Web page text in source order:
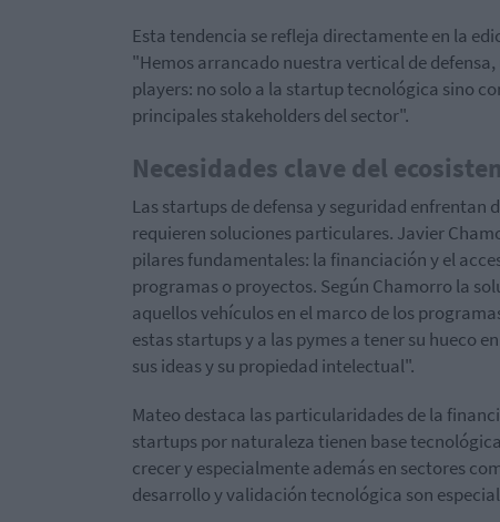
Esta tendencia se refleja directamente en la
"Hemos arrancado nuestra vertical de
players: no solo a la startup tecnológica sino
principales stakeholders del sector".
Necesidades clave del
Las startups de defensa y seguridad enfrentan
requieren soluciones particulares. Javier
pilares fundamentales: la financiación y el
programas o proyectos. Según Chamorro la
aquellos vehículos en el marco de los
estas startups y a las pymes a tener su hueco
sus ideas y su propiedad intelectual".
Mateo destaca las particularidades de la
startups por naturaleza tienen base
crecer y especialmente además en sectores
desarrollo y validación tecnológica son